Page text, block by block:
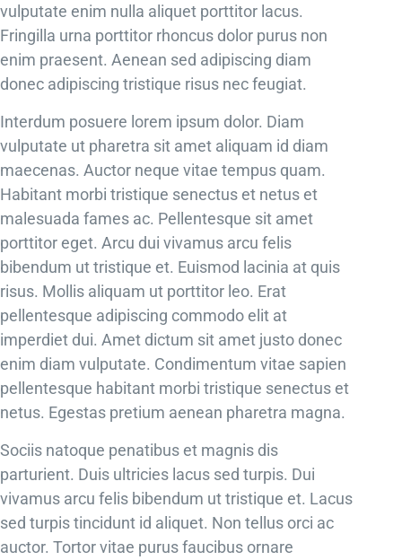
vulputate enim nulla aliquet porttitor lacus.
Fringilla urna porttitor rhoncus dolor purus non
enim praesent. Aenean sed adipiscing diam
donec adipiscing tristique risus nec feugiat.
Interdum posuere lorem ipsum dolor. Diam
vulputate ut pharetra sit amet aliquam id diam
maecenas. Auctor neque vitae tempus quam.
Habitant morbi tristique senectus et netus et
malesuada fames ac. Pellentesque sit amet
porttitor eget. Arcu dui vivamus arcu felis
bibendum ut tristique et. Euismod lacinia at quis
risus. Mollis aliquam ut porttitor leo. Erat
pellentesque adipiscing commodo elit at
imperdiet dui. Amet dictum sit amet justo donec
enim diam vulputate. Condimentum vitae sapien
pellentesque habitant morbi tristique senectus et
netus. Egestas pretium aenean pharetra magna.
Sociis natoque penatibus et magnis dis
parturient. Duis ultricies lacus sed turpis. Dui
vivamus arcu felis bibendum ut tristique et. Lacus
sed turpis tincidunt id aliquet. Non tellus orci ac
auctor. Tortor vitae purus faucibus ornare